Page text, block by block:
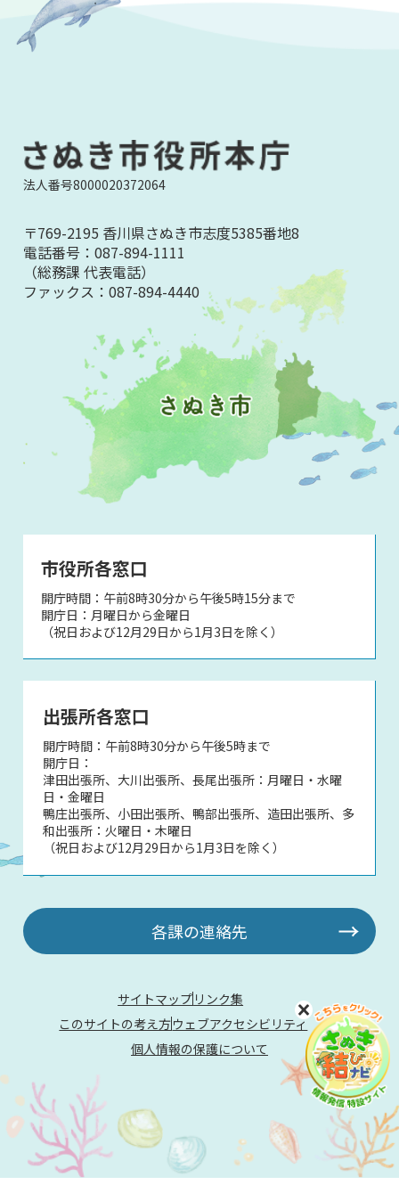
法人番号8000020372064
〒769-2195 香川県さぬき市志度5385番地8
電話番号：087-894-1111
（総務課 代表電話）
ファックス：087-894-4440
市役所各窓口
開庁時間：午前8時30分から午後5時15分まで
開庁日：月曜日から金曜日
（祝日および12月29日から1月3日を除く）
出張所各窓口
開庁時間：午前8時30分から午後5時まで
開庁日：
津田出張所、大川出張所、長尾出張所：月曜日・水曜
日・金曜日
鴨庄出張所、小田出張所、鴨部出張所、造田出張所、多
和出張所：火曜日・木曜日
（祝日および12月29日から1月3日を除く）
各課の連絡先
サイトマップ リンク集
このサイトの考え方ウェブアクセシビリティ
個人情報の保護について